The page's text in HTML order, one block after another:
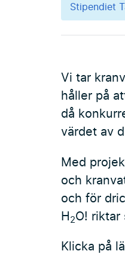
Stipendiet
Vi tar
håller på
då
värdet av
Med
och
och för
H 2O! riktar
Klicka på